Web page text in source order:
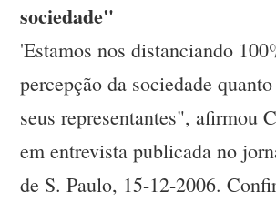
sociedade"
'Estamos nos distanciando
percepção da sociedade
seus representantes", afirmou
em entrevista publicada no
de S. Paulo, 15-12-2006.